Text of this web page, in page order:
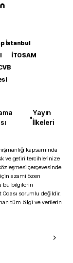
İstanbul
İTOSAM
•
Yayın
İlkeleri
kapsamında
ve getiri tercihlerinize
çerçevesinde
azami özen
bu bilgilerin
sorumlu değildir.
tüm bilgi ve verilerin